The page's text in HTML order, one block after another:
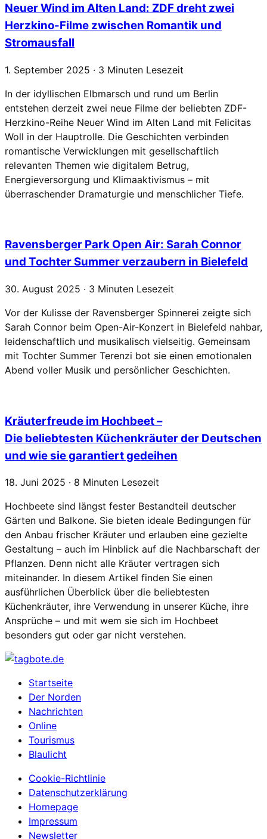
Neuer Wind im Alten Land: ZDF dreht zwei
Herzkino-Filme zwischen Romantik und
Stromausfall
1. September 2025 · 3 Minuten Lesezeit
In der idyllischen Elbmarsch und rund um Berlin
entstehen derzeit zwei neue Filme der beliebten ZDF-
Herzkino-Reihe Neuer Wind im Alten Land mit Felicitas
Woll in der Hauptrolle. Die Geschichten verbinden
romantische Verwicklungen mit gesellschaftlich
relevanten Themen wie digitalem Betrug,
Energieversorgung und Klimaaktivismus – mit
überraschender Dramaturgie und menschlicher Tiefe.
Ravensberger Park Open Air: Sarah Connor
und Tochter Summer verzaubern in Bielefeld
30. August 2025 · 3 Minuten Lesezeit
Vor der Kulisse der Ravensberger Spinnerei zeigte sich
Sarah Connor beim Open-Air-Konzert in Bielefeld nahbar,
leidenschaftlich und musikalisch vielseitig. Gemeinsam
mit Tochter Summer Terenzi bot sie einen emotionalen
Abend voller Musik und persönlicher Geschichten.
Kräuterfreude im Hochbeet –
Die beliebtesten Küchenkräuter der Deutschen
und wie sie garantiert gedeihen
18. Juni 2025 · 8 Minuten Lesezeit
Hochbeete sind längst fester Bestandteil deutscher
Gärten und Balkone. Sie bieten ideale Bedingungen für
den Anbau frischer Kräuter und erlauben eine gezielte
Gestaltung – auch im Hinblick auf die Nachbarschaft der
Pflanzen. Denn nicht alle Kräuter vertragen sich
miteinander. In diesem Artikel finden Sie einen
ausführlichen Überblick über die beliebtesten
Küchenkräuter, ihre Verwendung in unserer Küche, ihre
Ansprüche – und mit wem sie sich im Hochbeet
besonders gut oder gar nicht verstehen.
Startseite
Der Norden
Nachrichten
Online
Tourismus
Blaulicht
Cookie-Richtlinie
Datenschutzerklärung
Homepage
Impressum
Newsletter